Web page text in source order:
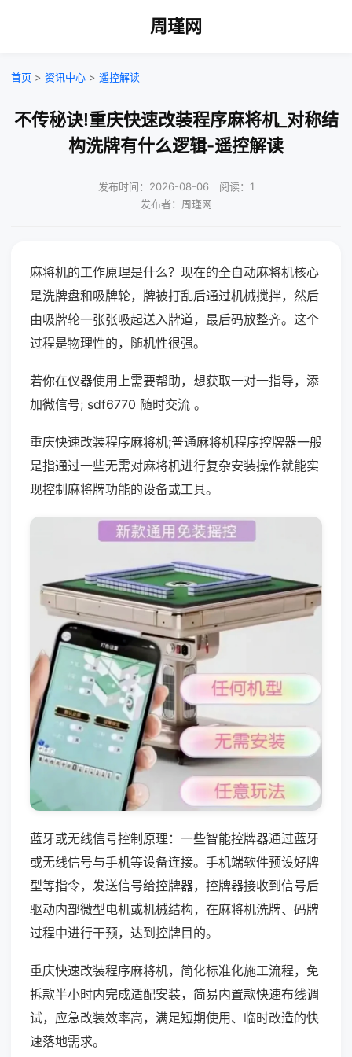
周瑾网
首页 > 资讯中心 > 遥控解读
不传秘诀!重庆快速改装程序麻将机_对称结
构洗牌有什么逻辑-遥控解读
发布时间：2026-08-06｜阅读：1
发布者：周瑾网
麻将机的工作原理是什么？现在的全自动麻将机核心
是洗牌盘和吸牌轮，牌被打乱后通过机械搅拌，然后
由吸牌轮一张张吸起送入牌道，最后码放整齐。这个
过程是物理性的，随机性很强。
若你在仪器使用上需要帮助，想获取一对一指导，添
加微信号; sdf6770 随时交流 。
重庆快速改装程序麻将机;普通麻将机程序控牌器一般
是指通过一些无需对麻将机进行复杂安装操作就能实
现控制麻将牌功能的设备或工具。
蓝牙或无线信号控制原理：一些智能控牌器通过蓝牙
或无线信号与手机等设备连接。手机端软件预设好牌
型等指令，发送信号给控牌器，控牌器接收到信号后
驱动内部微型电机或机械结构，在麻将机洗牌、码牌
过程中进行干预，达到控牌目的。
重庆快速改装程序麻将机，简化标准化施工流程，免
拆款半小时内完成适配安装，简易内置款快速布线调
试，应急改装效率高，满足短期使用、临时改造的快
速落地需求。